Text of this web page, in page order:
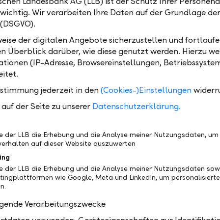
unterstützt nicht nur soziale
sondern fördert auch zukunftsgerichtete
und Umwelt. In den letzten acht Jahren
mit einer Gesamtsumme von über CHF 1
und rund 50 Förderbeiträge.
wurde am 5. Dezember 1861 gegründet. Aus Anlass
hat sie 2011 die "Zukunftsstiftung der
ist die Förderung zukunftsgerichteter Projekte in
Projekte unterstützt, welche die Lebens- und
stärken. Im Bereich Umwelt hat das
Die Zukunftsstiftung ist Mitglied der
(VLGST). Deren Ziel ist es, den Gedanken
Wir verarbeiten Ihre Daten auf der Grundlage
der digitalen Angebote sicherzustellen und
Überblick darüber, wie diese genutzt werden. Hierzu
(IP-Adresse, Browsereinstellungen,
jederzeit in den(Cookies-)Einstellungen
der Seite zu unserer Datenschutzerklärung.
der LLB die Erhebung und die Analyse meiner Nutzungsdaten,
auf dieser Website auszuwerten
der LLB die Erhebung und die Analyse meiner Nutzungsdaten
wie Google, Meta und LinkedIn, um
Verarbeitungszwecke